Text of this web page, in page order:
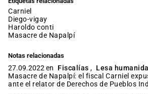
carniel
diego-vigay
haroldo conti
Masacre de Napalpí
Notas relacionadas
27.09.2022 en Fiscalías , Lesa
Masacre de Napalpí: el fiscal Carniel
ante el relator de Derechos de Pueblos